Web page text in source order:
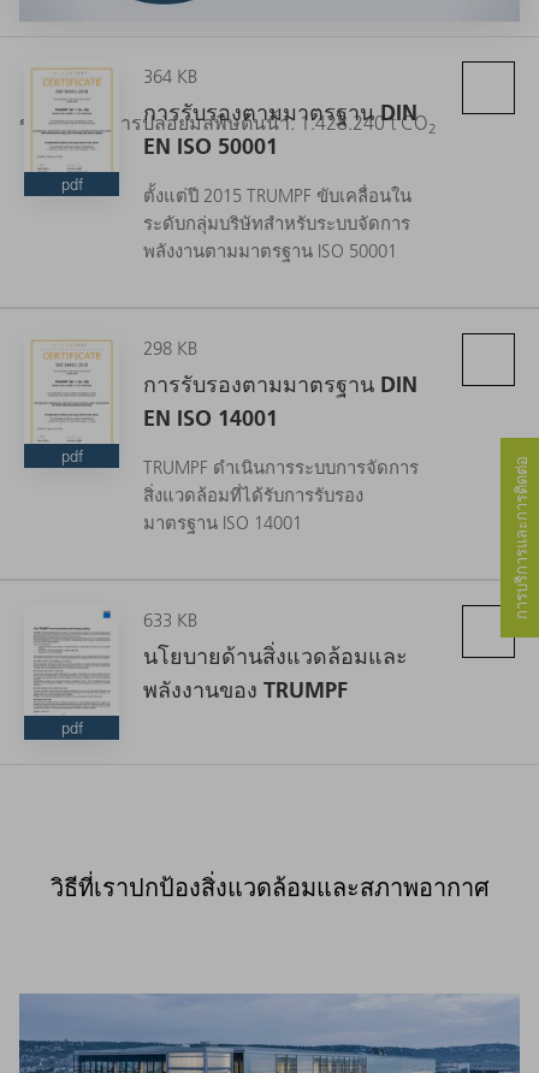
ขอบเขต 3 การปล่อยมลพิษต้นน้ำ: 1.428.240 t CO2
pdf
364 KB
การรับรองตามมาตรฐาน DIN
EN ISO 50001
ตั้งแต่ปี 2015 TRUMPF ขับเคลื่อนใน
ระดับกลุ่มบริษัทสำหรับระบบจัดการ
พลังงานตามมาตรฐาน ISO 50001
pdf
298 KB
การรับรองตามมาตรฐาน DIN
EN ISO 14001
TRUMPF ดำเนินการระบบการจัดการ
สิ่งแวดล้อมที่ได้รับการรับรอง
มาตรฐาน ISO 14001
pdf
633 KB
นโยบายด้านสิ่งแวดล้อมและ
พลังงานของ TRUMPF
วิธีที่เราปกป้องสิ่งแวดล้อมและสภาพอากาศ
การบริการและการติดต่อ